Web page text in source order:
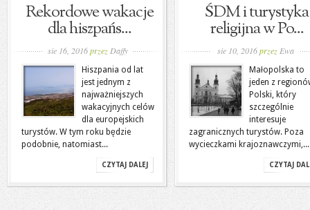
Rekordowe wakacje
dla hiszpańs...
sie 16, 2016przez Daffy
Hiszpania od lat
jest jednym z
najważniejszych
wakacyjnych celów
dla europejskich
turystów. W tym roku będzie
podobnie, natomiast...
CZYTAJ DALEJ
ŚDM i turystyka
religijna w Po...
sie 10, 2016przez Ewa
Małopolska to
jeden z
Polski, który
szczególnie
interesuje
zagranicznych turystów. Poza
wycieczkami krajoznawczymi,...
CZYTAJ